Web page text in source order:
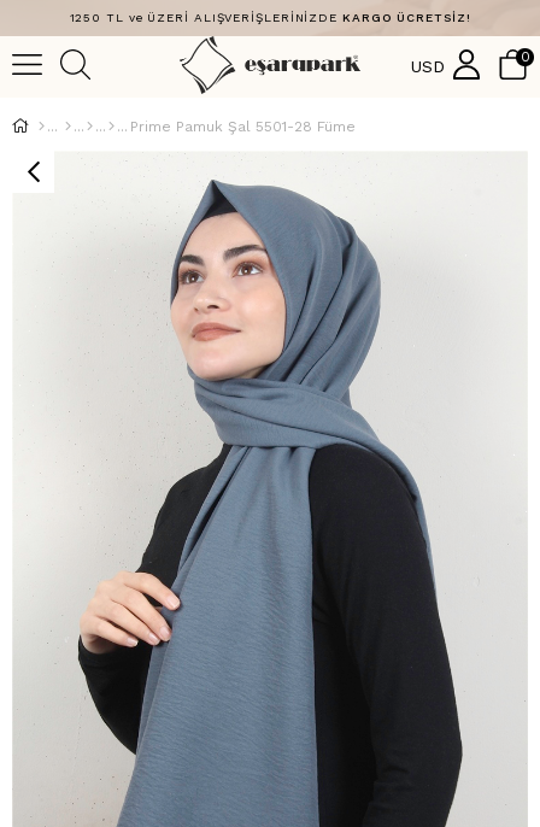
1250 TL ve ÜZERİ ALIŞVERİŞLERİNİZDE KARGO ÜCRETSİZ!
USD 0
Prime Pamuk Şal 5501-28 Füme